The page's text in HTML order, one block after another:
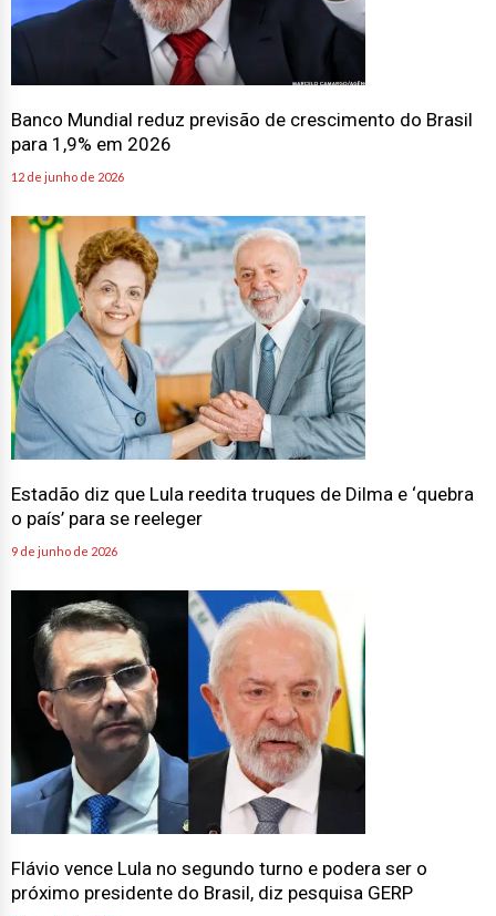
Banco Mundial reduz previsão de crescimento do Brasil
para 1,9% em 2026
12 de junho de 2026
Estadão diz que Lula reedita truques de Dilma e ‘quebra
o país’ para se reeleger
9 de junho de 2026
Flávio vence Lula no segundo turno e podera ser o
próximo presidente do Brasil, diz pesquisa GERP